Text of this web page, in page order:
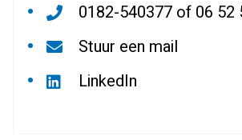
0182-540377 of 06 52
Stuur een mail
LinkedIn